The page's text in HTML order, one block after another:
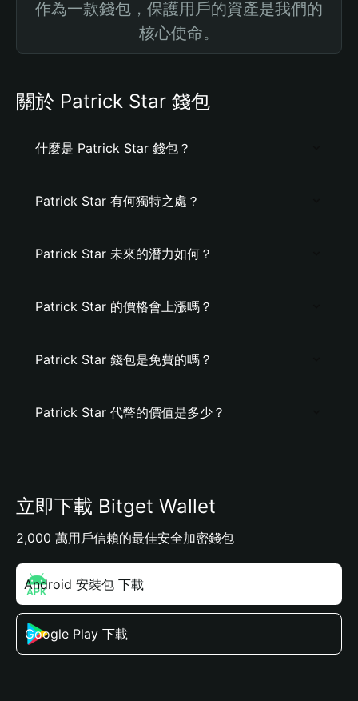
作為一款錢包，保護用戶的資產是我們的
核心使命。
關於 Patrick Star 錢包
什麼是 Patrick Star 錢包？
Patrick Star 有何獨特之處？
Patrick Star 未來的潛力如何？
Patrick Star 的價格會上漲嗎？
Patrick Star 錢包是免費的嗎？
Patrick Star 代幣的價值是多少？
立即下載 Bitget Wallet
2,000 萬用戶信賴的最佳安全加密錢包
Android 安裝包 下載
Google Play 下載